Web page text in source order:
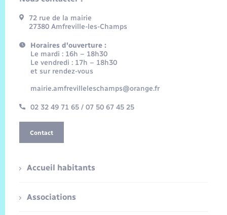
72 rue de la mairie
27380 Amfreville-les-Champs
Horaires d'ouverture :
Le mardi : 16h – 18h30
Le vendredi : 17h – 18h30
et sur rendez-vous
mairie.amfrevilleleschamps@orange.fr
02 32 49 71 65 / 07 50 67 45 25
Contact
Accueil habitants
Associations